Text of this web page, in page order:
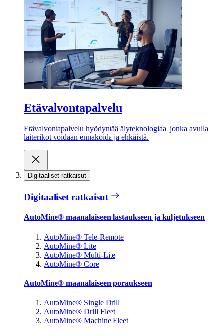
Etävalvontapalvelu
Etävalvontapalvelu hyödyntää älyteknologiaa, jonka avulla
laiterikot voidaan ennakoida ja ehkäistä.
Digitaaliset ratkaisut
Digitaaliset ratkaisut
AutoMine® maanalaiseen lastaukseen ja kuljetukseen
AutoMine® Tele-Remote
AutoMine® Lite
AutoMine® Multi-Lite
AutoMine® Core
AutoMine® maanalaiseen poraukseen
AutoMine® Single Drill
AutoMine® Drill Fleet
AutoMine® Machine Fleet